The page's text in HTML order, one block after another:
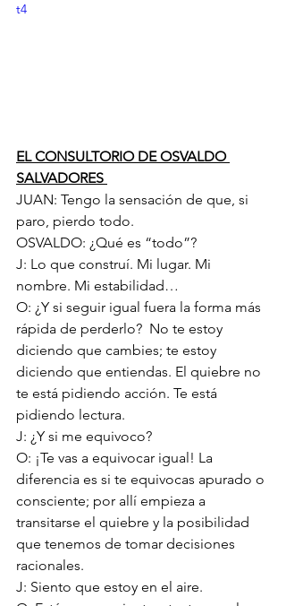
t4
EL CONSULTORIO DE OSVALDO
SALVADORES
JUAN: Tengo la sensación de que, si
paro, pierdo todo.
OSVALDO: ¿Qué es “todo”?
J: Lo que construí. Mi lugar. Mi
nombre. Mi estabilidad…
O: ¿Y si seguir igual fuera la forma más
rápida de perderlo?  No te estoy
diciendo que cambies; te estoy
diciendo que entiendas. El quiebre no
te está pidiendo acción. Te está
pidiendo lectura.
J: ¿Y si me equivoco?
O: ¡Te vas a equivocar igual! La
diferencia es si te equivocas apurado o
consciente; por allí empieza a
transitarse el quiebre y la posibilidad
que tenemos de tomar decisiones
racionales.
J: Siento que estoy en el aire.